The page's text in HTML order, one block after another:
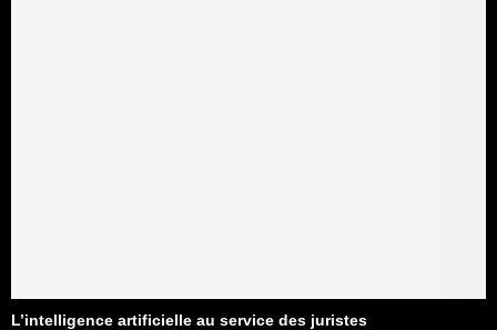
L’intelligence artificielle au service des juristes